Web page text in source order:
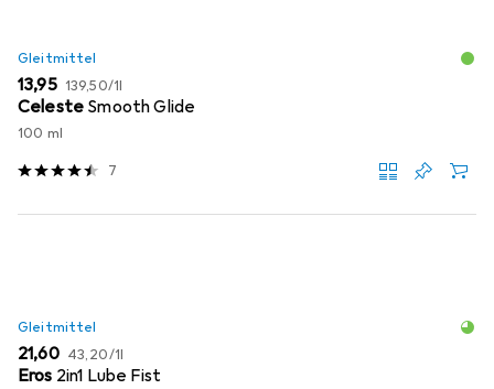
Gleitmittel
EUR
13,95 EUR
139,50/1l
Celeste Smooth Glide
100 ml
7
Gleitmittel
EUR
21,60 EUR
43,20/1l
Eros 2in1 Lube Fist